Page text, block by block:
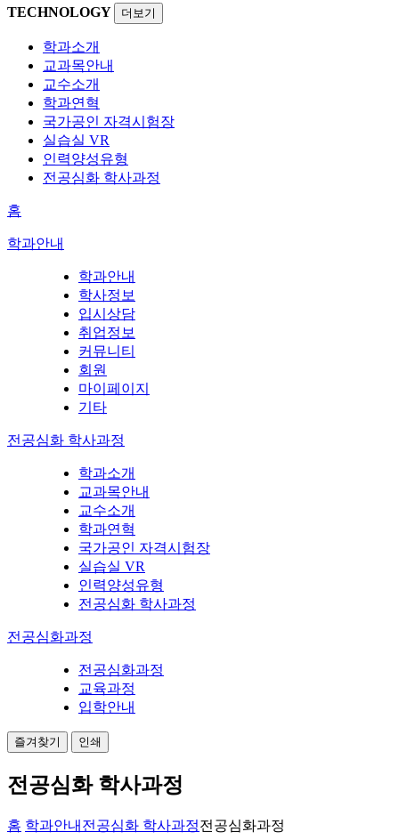
TECHNOLOGY
더보기
학과소개
교과목안내
교수소개
학과연혁
국가공인 자격시험장
실습실 VR
인력양성유형
전공심화 학사과정
홈
학과안내
학과안내
학사정보
입시상담
취업정보
커뮤니티
회원
마이페이지
기타
전공심화 학사과정
학과소개
교과목안내
교수소개
학과연혁
국가공인 자격시험장
실습실 VR
인력양성유형
전공심화 학사과정
전공심화과정
전공심화과정
교육과정
입학안내
즐겨찾기 인쇄
전공심화 학사과정
홈 학과안내 전공심화 학사과정전공심화과정